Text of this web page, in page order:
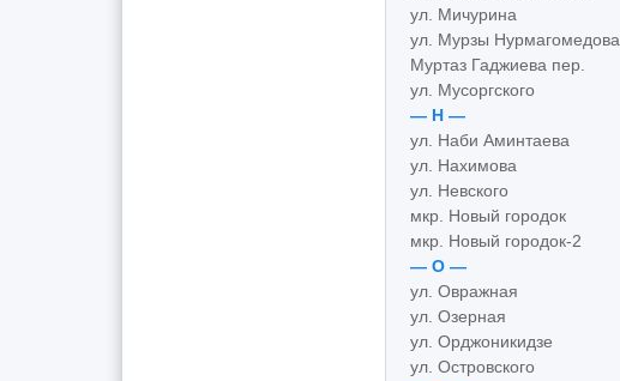
ул. Мичурина
ул. Мурзы Нурмагомедова
Муртаз Гаджиева пер.
ул. Мусоргского
— Н —
ул. Наби Аминтаева
ул. Нахимова
ул. Невского
мкр. Новый городок
мкр. Новый городок-2
— О —
ул. Овражная
ул. Озерная
ул. Орджоникидзе
ул. Островского